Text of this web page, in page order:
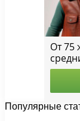
Популярные